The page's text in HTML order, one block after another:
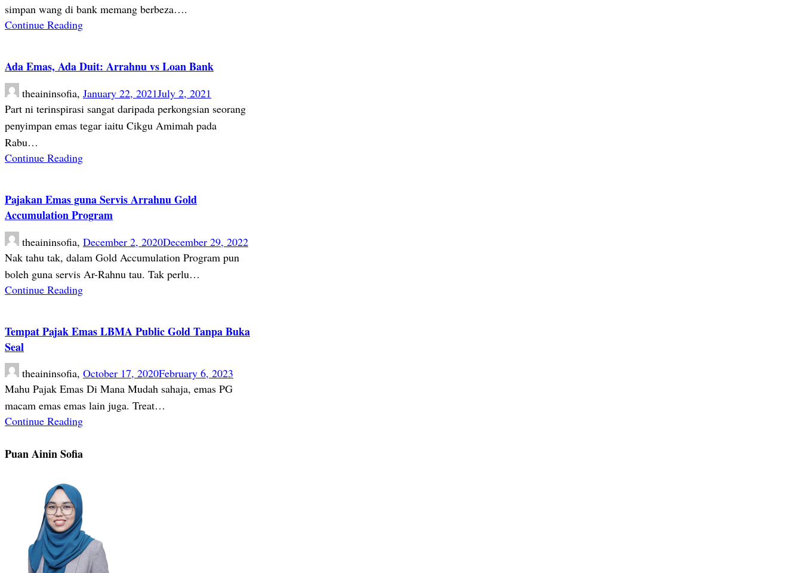
simpan wang di bank memang berbeza….
Continue Reading
Ada Emas, Ada Duit: Arrahnu vs Loan Bank
theaininsofia, January 22, 2021July 2, 2021
Part ni terinspirasi sangat daripada perkongsian seorang
penyimpan emas tegar iaitu Cikgu Amimah pada
Rabu…
Continue Reading
Pajakan Emas guna Servis Arrahnu Gold
Accumulation Program
theaininsofia, December 2, 2020December 29, 2022
Nak tahu tak, dalam Gold Accumulation Program pun
boleh guna servis Ar-Rahnu tau. Tak perlu…
Continue Reading
Tempat Pajak Emas LBMA Public Gold Tanpa Buka
Seal
theaininsofia, October 17, 2020February 6, 2023
Mahu Pajak Emas Di Mana Mudah sahaja, emas PG
macam emas emas lain juga. Treat…
Continue Reading
Puan Ainin Sofia